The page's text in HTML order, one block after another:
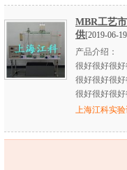
MBR工艺
供[2019-06-
产品介绍：
很好很好很
很好很好很
很好很好很
上海江科实